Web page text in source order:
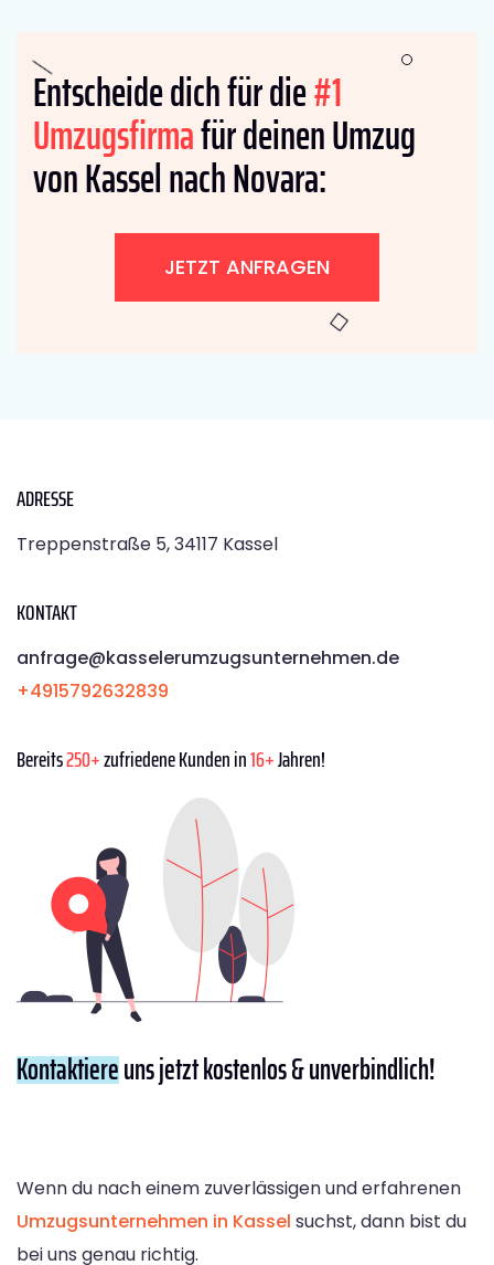
Entscheide dich für die#1
Umzugsfirmafür deinen Umzug
von Kassel nach Novara:
JETZT ANFRAGEN
ADRESSE
Treppenstraße 5, 34117 Kassel
KONTAKT
anfrage@kasselerumzugsunternehmen.de
+4915792632839
Bereits250+zufriedene Kunden in16+Jahren!
Kontaktiereuns jetzt kostenlos & unverbindlich!
Wenn du nach einem zuverlässigen und erfahrenen
Umzugsunternehmen in Kassel suchst, dann bist du
bei uns genau richtig.